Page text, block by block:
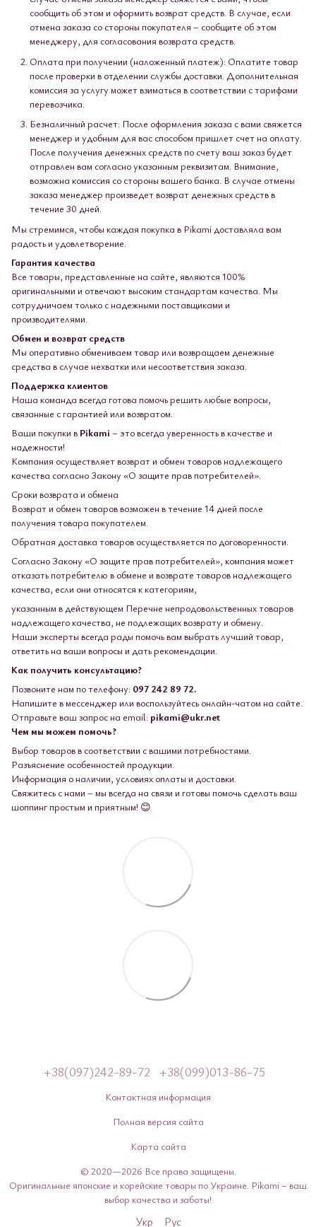
сообщить об этом и оформить возврат средств. В случае, если
отмена заказа со стороны покупателя – сообщите об этом
менеджеру, для согласования возврата средств.
Оплата при получении (наложенный платеж): Оплатите товар
после проверки в отделении службы доставки. Дополнительная
комиссия за услугу может взиматься в соответствии с тарифами
перевозчика.
Безналичный расчет: После оформления заказа с вами свяжется
менеджер и удобным для вас способом пришлет счет на оплату.
После получения денежных средств по счету ваш заказ будет
отправлен вам согласно указанным реквизитам. Внимание,
возможна комиссия со стороны вашего банка. В случае отмены
заказа менеджер произведет возврат денежных средств в
течение 30 дней.
Мы стремимся, чтобы каждая покупка в Pikami доставляла вам
радость и удовлетворение.
Гарантия качества
Все товары, представленные на сайте, являются 100%
оригинальными и отвечают высоким стандартам качества. Мы
сотрудничаем только с надежными поставщиками и
производителями.
Обмен и возврат средств
Мы оперативно обмениваем товар или возвращаем денежные
средства в случае нехватки или несоответствия заказа.
Поддержка клиентов
Наша команда всегда готова помочь решить любые вопросы,
связанные с гарантией или возвратом.
Ваши покупки в Pikami – это всегда уверенность в качестве и
надежности!
Компания осуществляет возврат и обмен товаров надлежащего
качества согласно Закону «О защите прав потребителей».
Сроки возврата и обмена
Возврат и обмен товаров возможен в течение 14 дней после
получения товара покупателем.
Обратная доставка товаров осуществляется по договоренности.
Согласно Закону «О защите прав потребителей», компания может
отказать потребителю в обмене и возврате товаров надлежащего
качества, если они относятся к категориям,
указанным в действующем Перечне непродовольственных товаров
надлежащего качества, не подлежащих возврату и обмену.
Наши эксперты всегда рады помочь вам выбрать лучший товар,
ответить на ваши вопросы и дать рекомендации.
Как получить консультацию?
Позвоните нам по телефону: 097 242 89 72.
Напишите в мессенджер или воспользуйтесь онлайн-чатом на сайте.
Отправьте ваш запрос на email: pikami@ukr.net
Чем мы можем помочь?
Выбор товаров в соответствии с вашими потребностями.
Разъяснение особенностей продукции.
Информация о наличии, условиях оплаты и доставки.
Свяжитесь с нами – мы всегда на связи и готовы помочь сделать ваш
шоппинг простым и приятным! 😊
+38(097)242-89-72 +38(099)013-86-75
Контактная информация
Полная версия сайта
Карта сайта
© 2020—2026 Все права защищены.
Оригинальные японские и корейские товары по Украине. Pikami – ваш
выбор качества и заботы!
Укр Рус